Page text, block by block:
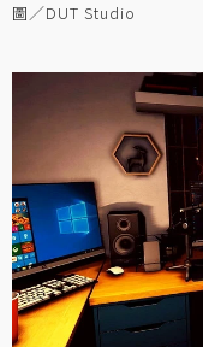
圖／DUT Studio